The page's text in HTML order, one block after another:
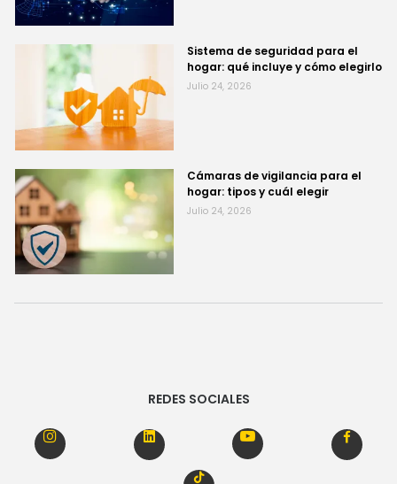
Sistema de seguridad para el
hogar: qué incluye y cómo elegirlo
Julio 24, 2026
Cámaras de vigilancia para el
hogar: tipos y cuál elegir
Julio 24, 2026
REDES SOCIALES